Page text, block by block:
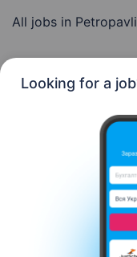
Looking for a
All jobs in